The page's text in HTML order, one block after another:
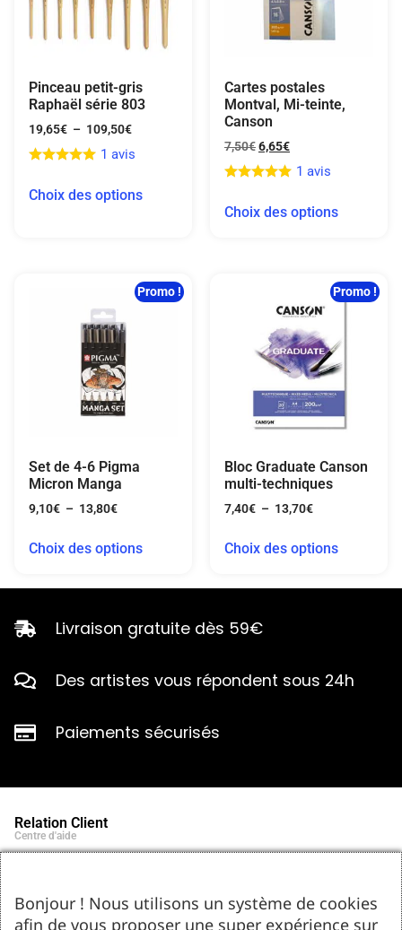
Pinceau petit-gris
Raphaël série 803
19,65€ – 109,50€
1 avis
Choix des options
Cartes postales
Montval, Mi-teinte,
Canson
7,50€6,65€
1 avis
Choix des options
Promo !
Set de 4-6 Pigma
Micron Manga
9,10€ – 13,80€
Choix des options
Promo !
Bloc Graduate Canson
multi-techniques
7,40€ – 13,70€
Choix des options
Livraison gratuite dès 59€
Des artistes vous répondent sous 24h
Paiements sécurisés
Relation Client
Centre d'aide
Contact
Tel : 05.55.75.03.00
Bonjour ! Nous utilisons un système de cookies
afin de vous proposer une super expérience sur